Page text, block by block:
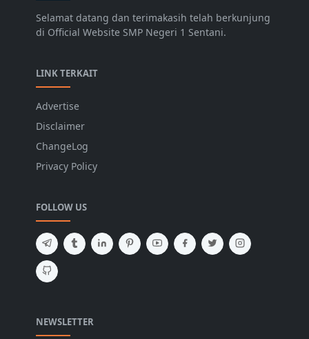
Selamat datang dan terimakasih telah berkunjung
di Official Website SMP Negeri 1 Sentani.
LINK TERKAIT
Advertise
Disclaimer
ChangeLog
Privacy Policy
FOLLOW US
NEWSLETTER